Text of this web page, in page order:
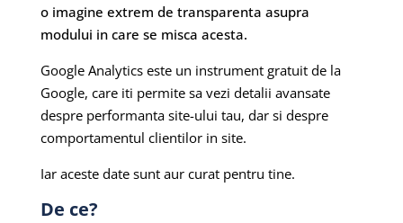
o imagine extrem de transparenta asupra
modului in care se misca acesta.
Google Analytics este un instrument gratuit de la
Google, care iti permite sa vezi detalii avansate
despre performanta site-ului tau, dar si despre
comportamentul clientilor in site.
Iar aceste date sunt aur curat pentru tine.
De ce?